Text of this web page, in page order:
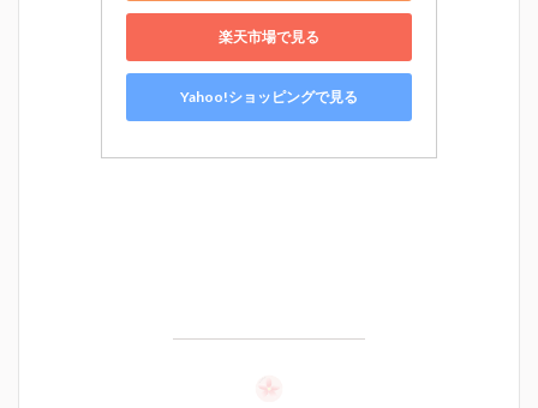
楽天市場で見る
Yahoo!ショッピングで見る